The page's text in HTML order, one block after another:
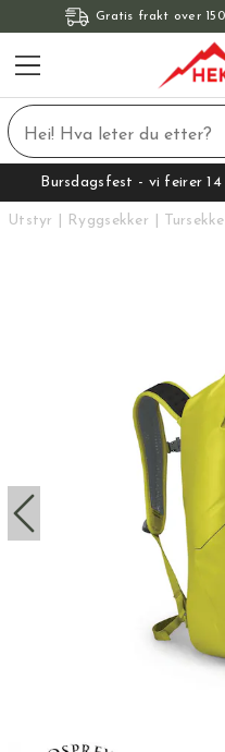
Gratis frakt over
Bursdagsfest - vi feirer
Utstyr Ryggsekker